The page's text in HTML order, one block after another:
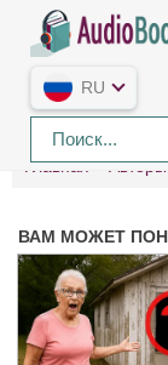
RU
Главная Авторы